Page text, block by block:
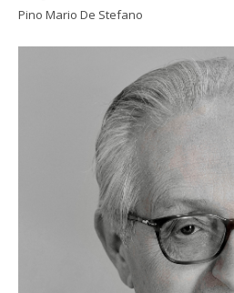
Pino Mario De Stefano